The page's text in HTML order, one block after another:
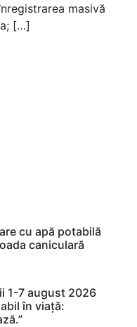
masivă
[…]
cu apă potabilă
caniculară
1-7 august 2026
în viață: